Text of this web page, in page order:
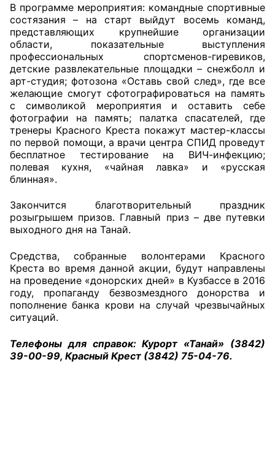
Экспертный совет ОП КО
Совет ОП КО
Общественный штаб
Члены ОП КО
Документы ОП КО
Регламент ОП КО
Кодекс этики ОП КО
Положения
Соглашения
Рекомендации
Порядок работы ЦОН
Аппарат ОП КО
УСТАВ ГКУ “АППАРАТ ОП КО”
В программе мероприятия: командные спортивные
состязания – на старт выйдут восемь команд,
представляющих крупнейшие организации
области, показательные выступления
профессиональных спортсменов-гиревиков,
детские развлекательные площадки – снежболл и
арт-студия; фотозона «Оставь свой след», где все
желающие смогут сфотографироваться на память
с символикой мероприятия и оставить себе
фотографии на память; палатка спасателей, где
тренеры Красного Креста покажут мастер-классы
по первой помощи, а врачи центра СПИД проведут
бесплатное тестирование на ВИЧ-инфекцию;
полевая кухня, «чайная лавка» и «русская
блинная».
Закончится благотворительный праздник
розыгрышем призов. Главный приз – две путевки
выходного дня на Танай.
Средства, собранные волонтерами Красного
Креста во время данной акции, будут направлены
на проведение «донорских дней» в Кузбассе в 2016
году, пропаганду безвозмездного донорства и
пополнение банка крови на случай чрезвычайных
ситуаций.
Телефоны для справок: Курорт «Танай» (3842)
39-00-99, Красный Крест (3842) 75-04-76.